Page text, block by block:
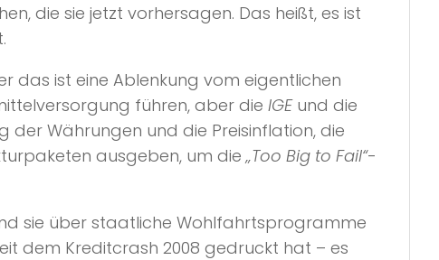
die sie jetzt vorhersagen. Das heißt, es ist
das ist eine Ablenkung vom eigentlichen
führen, aber die IGEund die
Währungen und die Preisinflation, die
ausgeben, um die„Too Big to Fail“-
sie über staatliche Wohlfahrtsprogramme
dem Kreditcrash 2008 gedruckt hat – es